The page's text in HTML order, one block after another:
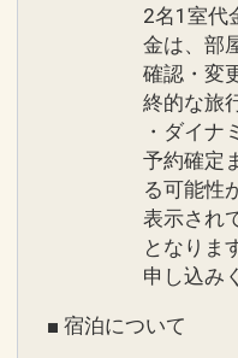
※事前予約要。
ＥＬ．０９８－
時間９：００～
※ＢＢＱも選択
なります。
・４月～１０月
・７月・８月は
発生いたします。
※連泊ポイントの
♪（おひとり様
●朝食券をラン
ランの場合）
※旅行代金に含
連泊ポイント
●２連泊以上の
ーフ」（温泉・
ム）１日利用券
2名1室代
金は、部
確認・変
終的な旅
・ダイナ
予約確定
る可能性
表示され
となりま
申し込み
■ 宿泊について